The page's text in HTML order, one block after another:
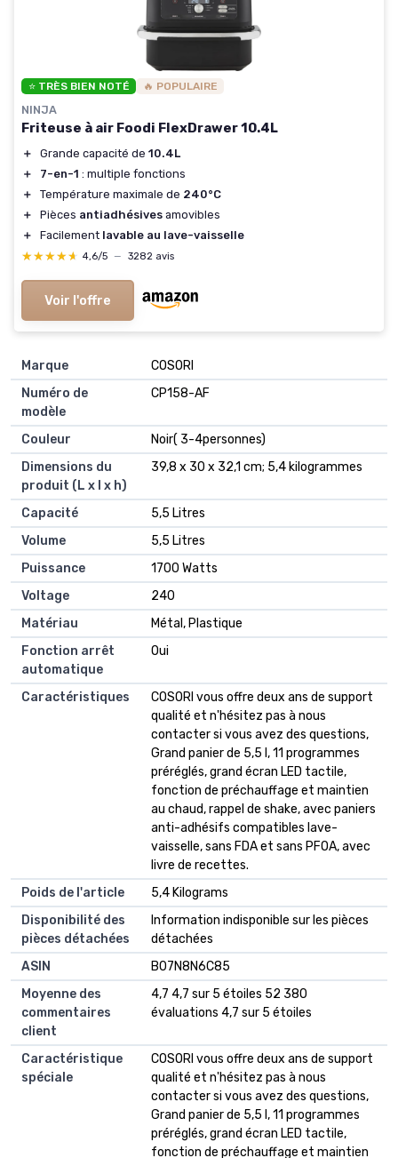
⭐ TRÈS BIEN NOTÉ 🔥 POPULAIRE
NINJA
Friteuse à air Foodi FlexDrawer 10.4L
＋ Grande capacité de 10.4L
＋
7-en-1 : multiple fonctions
＋
Température maximale de 240°C
＋
Pièces antiadhésives amovibles
＋
Facilement lavable au lave-vaisselle
★★★★★
★★★★★ 4,6/5 — 3282 avis
Voir l'offre
Marque
‎COSORI
Numéro de
modèle
‎CP158-AF
Couleur
‎Noir( 3-4personnes)
Dimensions du
produit (L x l x h)
‎39,8 x 30 x 32,1 cm; 5,4 kilogrammes
Capacité
‎5,5 Litres
Volume
‎5,5 Litres
Puissance
‎1700 Watts
Voltage
‎240
Matériau
‎Métal, Plastique
Fonction arrêt
automatique
‎Oui
Caractéristiques
‎COSORI vous offre deux ans de support
qualité et n'hésitez pas à nous
contacter si vous avez des questions,
Grand panier de 5,5 l, 11 programmes
préréglés, grand écran LED tactile,
fonction de préchauffage et maintien
au chaud, rappel de shake, avec paniers
anti-adhésifs compatibles lave-
vaisselle, sans FDA et sans PFOA, avec
livre de recettes.
Poids de l'article
‎5,4 Kilograms
Disponibilité des
pièces détachées
‎Information indisponible sur les pièces
détachées
ASIN
B07N8N6C85
Moyenne des
commentaires
client
4,7 4,7 sur 5 étoiles 52 380
évaluations 4,7 sur 5 étoiles
Caractéristique
spéciale
COSORI vous offre deux ans de support
qualité et n'hésitez pas à nous
contacter si vous avez des questions,
Grand panier de 5,5 l, 11 programmes
préréglés, grand écran LED tactile,
fonction de préchauffage et maintien